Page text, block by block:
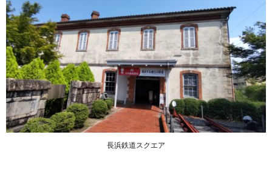
長浜鉄道スクエア